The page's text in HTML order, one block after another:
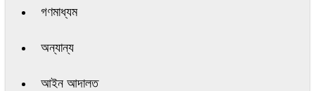
গণমাধ্যম
অন্যান্য
আইন আদালত